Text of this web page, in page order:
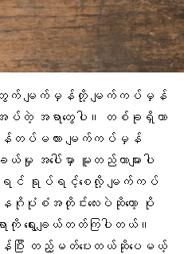
တွက်မျက်မှန် တို့ မျက်ကပ်မှန်
တဲ့ အရာတွေပါ။ တစ်ခုရှိတာ
န်တပ်မလား မျက်ကပ်မှန်
မှု အပေါ်မှာ မူတည်တာများပါ
းရင် ရုပ်ရင့်စေလို့ မျက်ကပ်
ဂိုပုံစံအတိုင်းလေးပဲဆိုတော့ ပို
ကို ရွေးချယ်တတ်ကြပါတယ်။
ပြီး တည့်မတ်ပေးတယ်ဆိုပေမယ့်